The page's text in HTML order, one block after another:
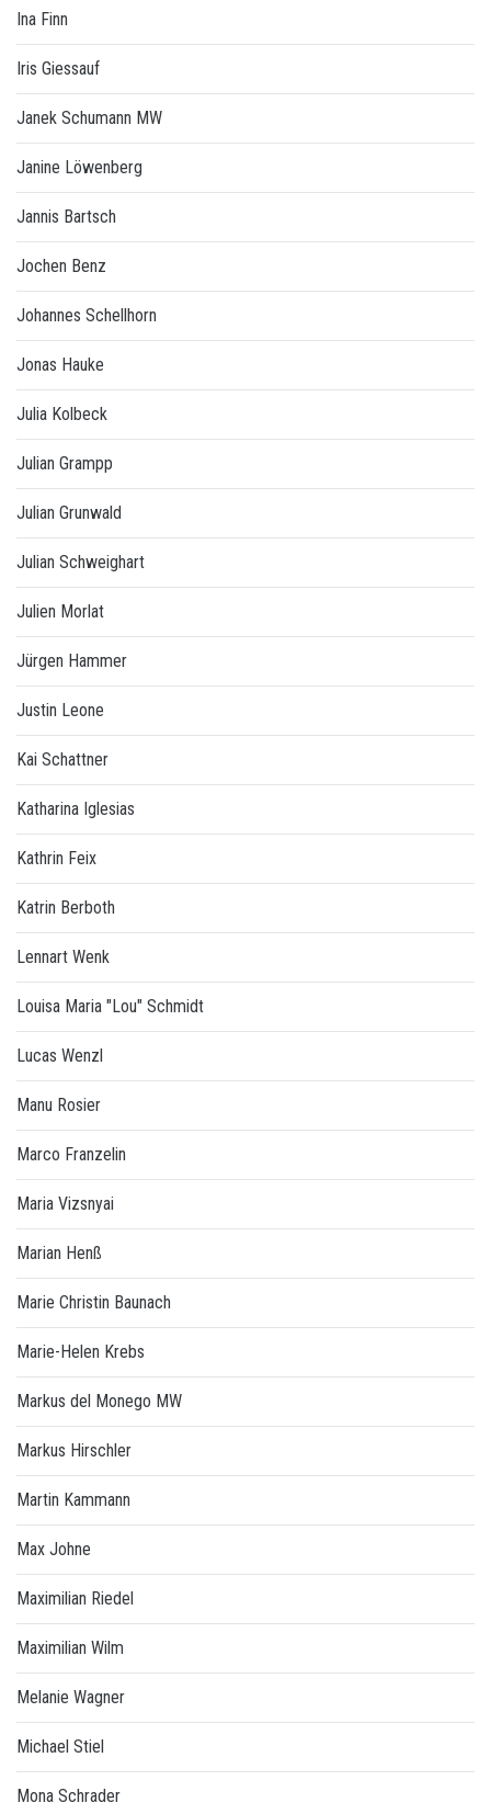
Ina Finn
Iris Giessauf
Janek Schumann MW
Janine Löwenberg
Jannis Bartsch
Jochen Benz
Johannes Schellhorn
Jonas Hauke
Julia Kolbeck
Julian Grampp
Julian Grunwald
Julian Schweighart
Julien Morlat
Jürgen Hammer
Justin Leone
Kai Schattner
Katharina Iglesias
Kathrin Feix
Katrin Berboth
Lennart Wenk
Louisa Maria "Lou" Schmidt
Lucas Wenzl
Manu Rosier
Marco Franzelin
Maria Vizsnyai
Marian Henß
Marie Christin Baunach
Marie-Helen Krebs
Markus del Monego MW
Markus Hirschler
Martin Kammann
Max Johne
Maximilian Riedel
Maximilian Wilm
Melanie Wagner
Michael Stiel
Mona Schrader